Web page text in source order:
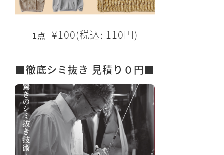
1点 ¥100(税込: 110円)
■徹底シミ抜き 見積り０円■